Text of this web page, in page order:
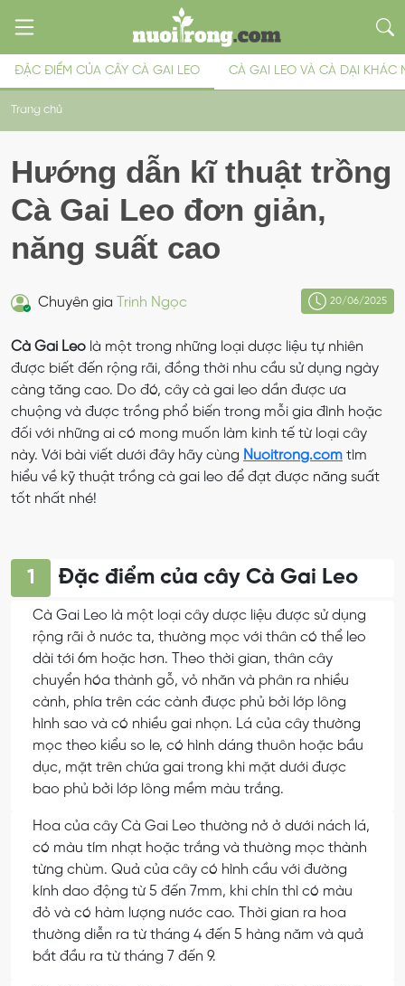
ĐẶC ĐIỂM CỦA CÂY CÀ GAI LEO CÀ GAI LEO VÀ CÀ DẠI KHÁC
Trang chủ
Hướng dẫn kĩ thuật trồng
Cà Gai Leo đơn giản,
năng suất cao
Chuyên gia Trinh Ngọc 20/06/2025
Cà Gai Leo là một trong những loại dược liệu tự nhiên
được biết đến rộng rãi, đồng thời nhu cầu sử dụng ngày
càng tăng cao. Do đó, cây cà gai leo dần được ưa
chuộng và được trồng phổ biến trong mỗi gia đình hoặc
đối với những ai có mong muốn làm kinh tế từ loại cây
này. Với bài viết dưới đây hãy cùng Nuoitrong.com tìm
hiểu về kỹ thuật trồng cà gai leo để đạt được năng suất
tốt nhất nhé!
1 Đặc điểm của cây Cà Gai Leo
Cà Gai Leo là một loại cây dược liệu được sử dụng
rộng rãi ở nước ta, thường mọc với thân có thể leo
dài tới 6m hoặc hơn. Theo thời gian, thân cây
chuyển hóa thành gỗ, vỏ nhăn và phân ra nhiều
cành, phía trên các cành được phủ bởi lớp lông
hình sao và có nhiều gai nhọn. Lá của cây thường
mọc theo kiểu so le, có hình dáng thuôn hoặc bầu
dục, mặt trên chứa gai trong khi mặt dưới được
bao phủ bởi lớp lông mềm màu trắng.
Hoa của cây Cà Gai Leo thường nở ở dưới nách lá,
có màu tím nhạt hoặc trắng và thường mọc thành
từng chùm. Quả của cây có hình cầu với đường
kính dao động từ 5 đến 7mm, khi chín thì có màu
đỏ và có hàm lượng nước cao. Thời gian ra hoa
thường diễn ra từ tháng 4 đến 5 hàng năm và quả
bắt đầu ra từ tháng 7 đến 9.